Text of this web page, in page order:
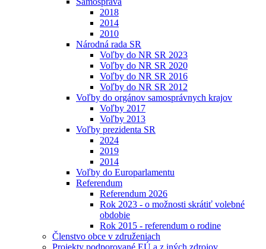
2018
2014
2010
Národná rada SR
Voľby do NR SR 2023
Voľby do NR SR 2020
Voľby do NR SR 2016
Voľby do NR SR 2012
Voľby do orgánov samosprávnych krajov
Voľby 2017
Voľby 2013
Voľby prezidenta SR
2024
2019
2014
Voľby do Europarlamentu
Referendum
Referendum 2026
Rok 2023 - o možnosti skrátiť volebné
obdobie
Rok 2015 - referendum o rodine
Členstvo obce v združeniach
Projekty podporované EÚ a z iných zdrojov